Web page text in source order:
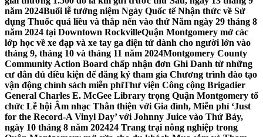
năm 2024Buổi lễ tưởng niệm Ngày Quốc tế Nhận thức về Sử
dụng Thuốc quá liều và thắp nến vào thứ Năm ngày 29 tháng 8
năm 2024 tại Downtown RockvilleQuận Montgomery mở các
lớp học về xe đạp và xe tay ga điện tử dành cho người lớn vào
tháng 9, tháng 10 và tháng 11 năm 2024Montgomery County
Community Action Board chấp nhận đơn Ghi Danh từ những
cư dân đủ điều kiện để đăng ký tham gia Chương trình đào tạo
vận động chính sách miễn phíThư viện Công cộng Brigadier
General Charles E. McGee Library trọng Quận Montgomery tổ
chức Lễ hội Âm nhạc Thân thiện với Gia đình, Miễn phí ‘Just
for the Record-A Vinyl Day’ với Johnny Juice vào Thứ Bảy,
ngày 10 tháng 8 năm 202424 Trang trại nông nghiệp trong